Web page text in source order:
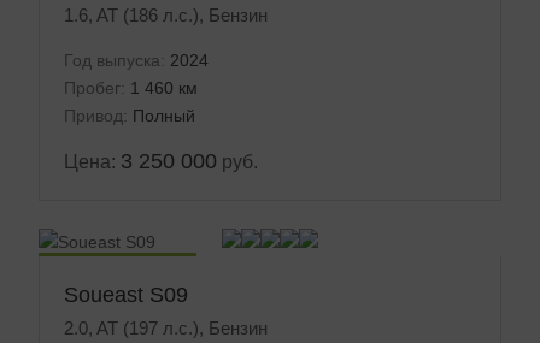
1.6, AT (186 л.с.), Бензин
Год выпуска: 2024
Пробег: 1 460 км
Привод: Полный
Цена: 3 250 000 руб.
Soueast S09
2.0, AT (197 л.с.), Бензин